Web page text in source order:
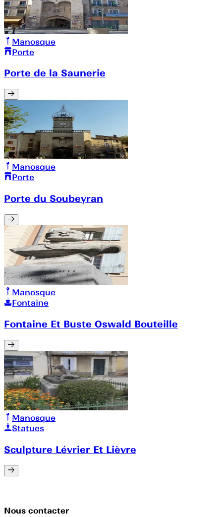
Manosque
Porte
Porte de la Saunerie
Manosque
Porte
Porte du Soubeyran
Manosque
Fontaine
Fontaine Et Buste Oswald Bouteille
Manosque
Statues
Sculpture Lévrier Et Lièvre
Nous contacter